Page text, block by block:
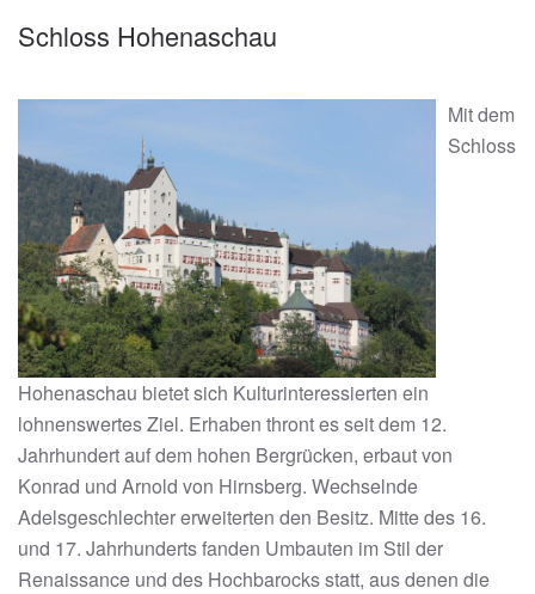
Schloss Hohenaschau
Mit dem
Schloss
Hohenaschau bietet sich Kulturinteressierten ein
lohnenswertes Ziel. Erhaben thront es seit dem 12.
Jahrhundert auf dem hohen Bergrücken, erbaut von
Konrad und Arnold von Hirnsberg. Wechselnde
Adelsgeschlechter erweiterten den Besitz. Mitte des 16.
und 17. Jahrhunderts fanden Umbauten im Stil der
Renaissance und des Hochbarocks statt, aus denen die